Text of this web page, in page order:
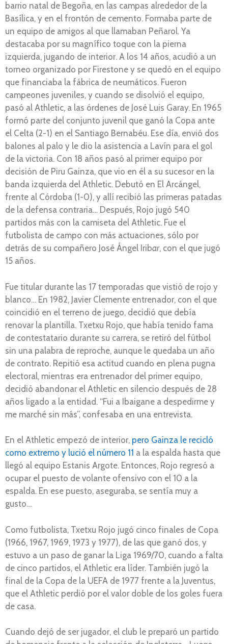
barrio natal de Begoña, en las campas alrededor de la
Basílica, y en el frontón de cemento. Formaba parte de
un equipo de amigos al que llamaban Peñarol. Ya
destacaba por su magnífico toque con la pierna
izquierda, jugando de interior. A los 14 años, acudió a un
torneo organizado por Firestone y se quedó en el equipo
que financiaba la fábrica de neumáticos. Fueron
campeones juveniles, y cuando se disolvió el equipo,
pasó al Athletic, a las órdenes de José Luis Garay. En 1965
formó parte del conjunto juvenil que ganó la Copa ante
el Celta (2-1) en el Santiago Bernabéu. Ese día, envió dos
balones al palo y le dio la asistencia a Lavín para el gol
de la victoria. Con 18 años pasó al primer equipo por
decisión de Piru Gainza, que vio en él a su sucesor en la
banda izquierda del Athletic. Debutó en El Arcángel,
frente al Córdoba (1-0), y allí recibió las primeras patadas
de la defensa contraria… Después, Rojo jugó 540
partidos más con la camiseta del Athletic. Fue el
futbolista de campo con más actuaciones, sólo por
detrás de su compañero José Ángel Iribar, con el que jugó
15 años.
Fue titular durante las 17 temporadas que vistió de rojo y
blanco… En 1982, Javier Clemente entrenador, con el que
coincidió en el terreno de juego, decidió que debía
renovar la plantilla. Txetxu Rojo, que había tenido fama
de contestatario durante su carrera, se retiró del fútbol
sin una palabra de reproche, aunque le quedaba un año
de contrato. Repitió esa actitud cuando en plena pugna
electoral, mientras era entrenador del primer equipo,
decidió abandonar el Athletic en silencio después de 28
años ligado a la entidad. “Fui a Ibaigane a despedirme y
me marché sin más”, confesaba en una entrevista.
En el Athletic empezó de interior, pero Gainza le recicló
como extremo y lució el número 11 a la espalda hasta que
llegó al equipo Estanis Argote. Entonces, Rojo regresó a
ocupar el puesto de volante ofensivo con el 10 a la
espalda. En ese puesto, aseguraba, se sentía muy a
gusto…
Como futbolista, Txetxu Rojo jugó cinco finales de Copa
(1966, 1967, 1969, 1973 y 1977), de las que ganó dos, y
estuvo a un paso de ganar la Liga 1969/70, cuando a falta
de cinco partidos, el Athletic era líder. También jugó la
final de la Copa de la UEFA de 1977 frente a la Juventus,
que el Athletic perdió por el valor doble de los goles fuera
de casa.
Cuando dejó de ser jugador, el club le preparó un partido